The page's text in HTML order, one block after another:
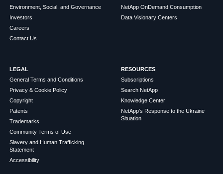
Environment, Social, and Governance
Investors
Careers
Contact Us
NetApp OnDemand Consumption
Data Visionary Centers
LEGAL
General Terms and Conditions
Privacy & Cookie Policy
Copyright
Patents
Trademarks
Community Terms of Use
Slavery and Human Trafficking
Statement
Accessibility
RESOURCES
Subscriptions
Search NetApp
Knowledge Center
NetApp's Response to the Ukraine
Situation